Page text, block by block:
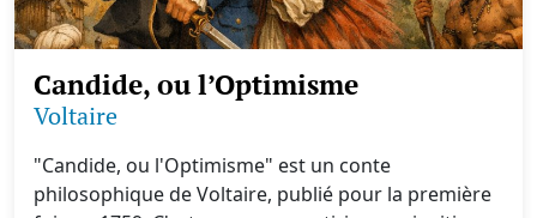
Candide, ou l’Optimisme
Voltaire
"Candide, ou l'Optimisme" est un conte
philosophique de Voltaire, publié pour la première